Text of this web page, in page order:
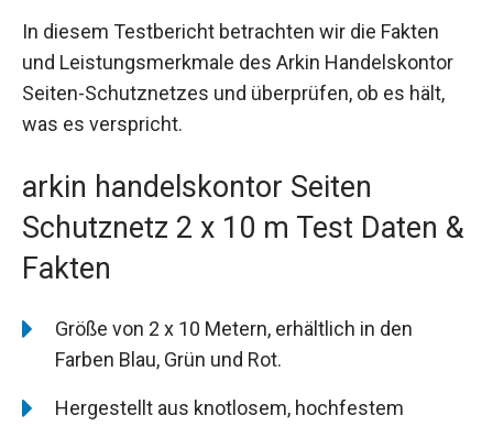
In diesem Testbericht betrachten wir die Fakten
und Leistungsmerkmale des Arkin Handelskontor
Seiten-Schutznetzes und überprüfen, ob es hält,
was es verspricht.
arkin handelskontor Seiten
Schutznetz 2 x 10 m Test Daten &
Fakten
Größe von 2 x 10 Metern, erhältlich in den
Farben Blau, Grün und Rot.
Hergestellt aus knotlosem, hochfestem